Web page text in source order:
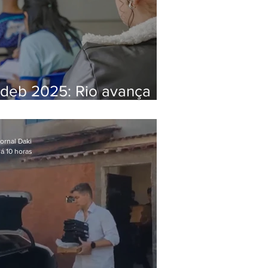
2025: Rio avança
da média nacional
Daki
10 horas